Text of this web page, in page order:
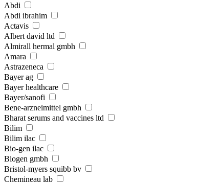
Abdi
Abdi ibrahim
Actavis
Albert david ltd
Almirall hermal gmbh
Amara
Astrazeneca
Bayer ag
Bayer healthcare
Bayer/sanofi
Bene-arzneimittel gmbh
Bharat serums and vaccines ltd
Bilim
Bilim ilac
Bio-gen ilac
Biogen gmbh
Bristol-myers squibb bv
Chemineau lab